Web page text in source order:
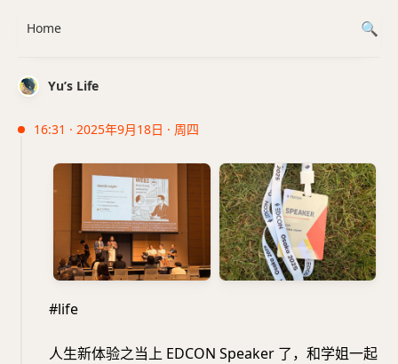
Yu’s Life
16:31 · 2025年9月18日 · 周四
#life
人生新体验之当上 EDCON Speaker 了，和学姐一起
Home